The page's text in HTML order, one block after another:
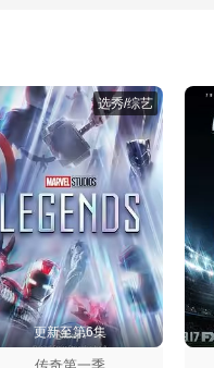
更新至第6集
选秀/综艺